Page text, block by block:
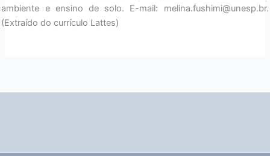
ambiente e ensino de solo. E-mail: melina.fushimi@unesp.br.
(Extraído do currículo Lattes)